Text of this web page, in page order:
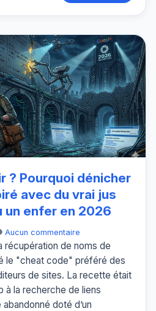
? Pourquoi dénicher
avec du vrai jus
un enfer en 2026
Aucun commentaire
récupération de noms de
le "cheat code" préféré des
de sites. La recette était
à la recherche de liens
doté d’un